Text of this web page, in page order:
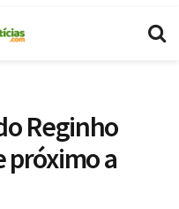
Reginho
próximo a